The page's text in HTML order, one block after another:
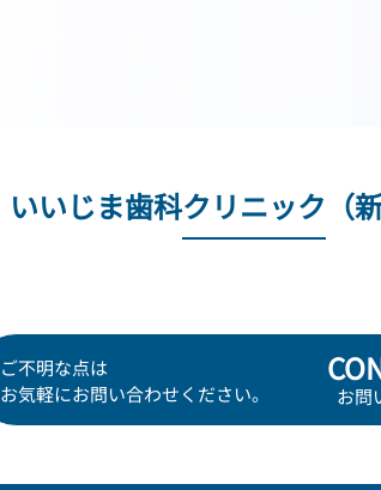
いいじま歯科クリニック（新
ご不明な点は
お気軽にお問い合わせください。
お問